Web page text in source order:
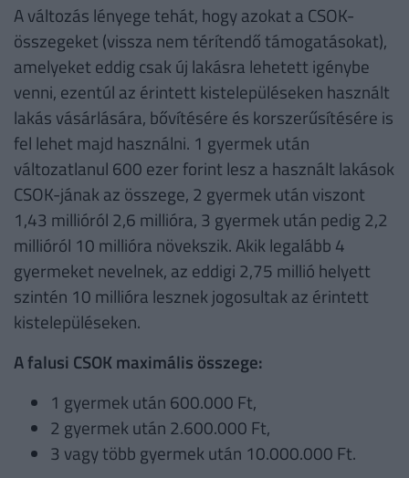
A változás lényege tehát, hogy azokat a CSOK-
összegeket (vissza nem térítendő támogatásokat),
amelyeket eddig csak új lakásra lehetett igénybe
venni, ezentúl az érintett kistelepüléseken használt
lakás vásárlására, bővítésére és korszerűsítésére is
fel lehet majd használni. 1 gyermek után
változatlanul 600 ezer forint lesz a használt lakások
CSOK-jának az összege, 2 gyermek után viszont
1,43 millióról 2,6 millióra, 3 gyermek után pedig 2,2
millióról 10 millióra növekszik. Akik legalább 4
gyermeket nevelnek, az eddigi 2,75 millió helyett
szintén 10 millióra lesznek jogosultak az érintett
kistelepüléseken.
A falusi CSOK maximális összege:
1 gyermek után 600.000 Ft,
2 gyermek után 2.600.000 Ft,
3 vagy több gyermek után 10.000.000 Ft.